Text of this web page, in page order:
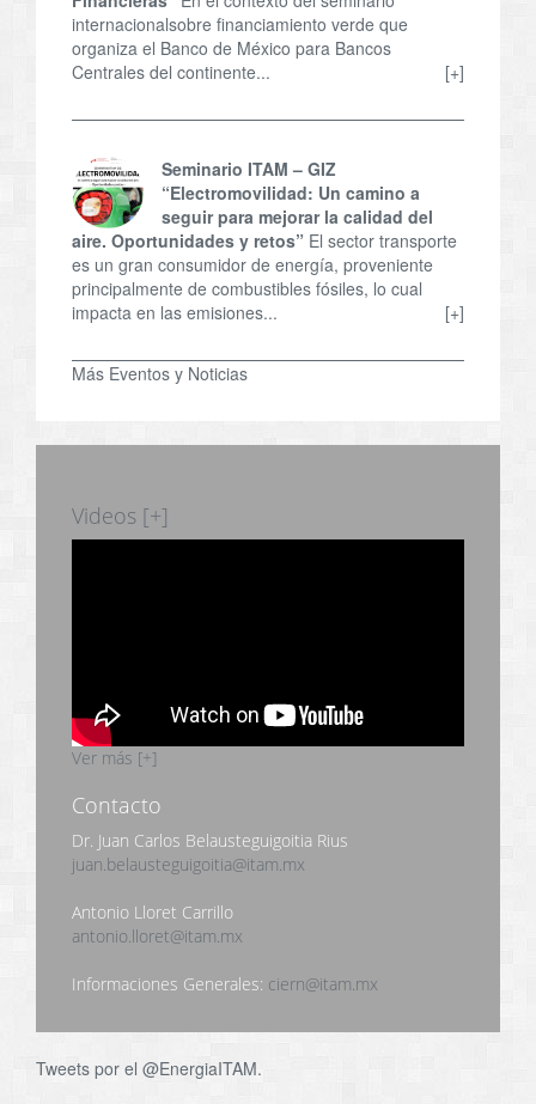
internacionalsobre financiamiento verde que
organiza el Banco de México para Bancos
Centrales del continente...
[+]
Seminario ITAM – GIZ
“Electromovilidad: Un camino a
seguir para mejorar la calidad del
aire. Oportunidades y retos” El sector transporte
es un gran consumidor de energía, proveniente
principalmente de combustibles fósiles, lo cual
impacta en las emisiones...
[+]
Más Eventos y Noticias
Videos [+]
Ver más [+]
Contacto
Dr. Juan Carlos Belausteguigoitia Rius
juan.belausteguigoitia@itam.mx
Antonio Lloret Carrillo
antonio.lloret@itam.mx
Informaciones Generales: ciern@itam.mx
Tweets por el @EnergiaITAM.